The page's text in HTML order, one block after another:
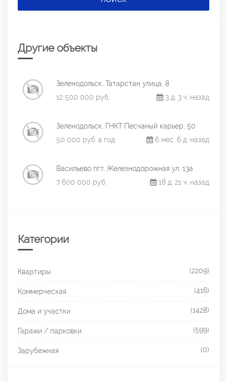
Другие объекты
Зеленодольск, Татарстан улица, 8
12 500 000 руб.
3 д. 3 ч. назад
Зеленодольск, ГНКТ Песчаный карьер, 50
50 000 руб. в год
6 мес. 6 д. назад
Васильево пгт, Железнодорожная ул, 13а
7 600 000 руб.
18 д. 21 ч. назад
Категории
Квартиры (2209)
Коммерческая (416)
Дома и участки (1428)
Гаражи / парковки (599)
Зарубежная (0)